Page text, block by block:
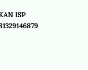
ISP